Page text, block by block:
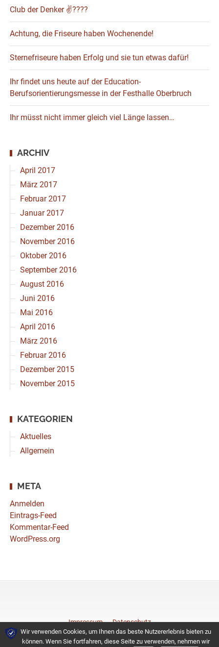
Club der Denker ✌????
Achtung, die Friseure haben Wochenende!
Sternefriseure haben Erfolg und sie tun etwas dafür!
Ihr findet uns heute auf der Education-
Berufsorientierungsmesse in der Festhalle Oberbruch
Ihr müsst nicht immer gleich viel Länge lassen…
ARCHIV
April 2017
März 2017
Februar 2017
Januar 2017
Dezember 2016
November 2016
Oktober 2016
September 2016
August 2016
Juni 2016
Mai 2016
April 2016
März 2016
Februar 2016
Dezember 2015
November 2015
KATEGORIEN
Aktuelles
Allgemein
META
Anmelden
Eintrags-Feed
Kommentar-Feed
WordPress.org
Impressum Datenschutz
Wir verwenden Cookies, um Ihnen das beste Nutzererlebnis bieten zu
können. Wenn Sie fortfahren, diese Seite zu verwenden, nehmen wir